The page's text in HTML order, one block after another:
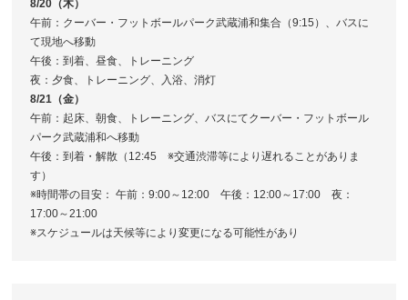
8/20（木）
午前：クーバー・フットボールパーク武蔵浦和集合（9:15）、バスに
て現地へ移動
午後：到着、昼食、トレーニング
夜：夕食、トレーニング、入浴、消灯
8/21（金）
午前：起床、朝食、トレーニング、バスにてクーバー・フットボール
パーク武蔵浦和へ移動
午後：到着・解散（12:45 ※交通渋滞等により遅れることがありま
す）
※時間帯の目安： 午前：9:00～12:00 午後：12:00～17:00 夜：
17:00～21:00
※スケジュールは天候等により変更になる可能性があり